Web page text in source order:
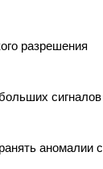
разрешения
аномалии